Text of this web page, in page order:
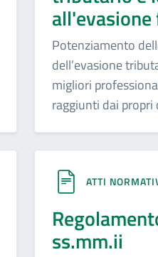
all'evasione
Potenziamento
dell’evasione
migliori
raggiunti dai propri
ATTI
ss.mm.ii